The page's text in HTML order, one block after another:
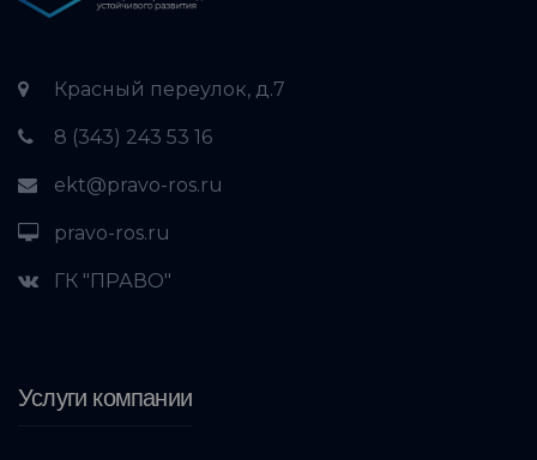
Красный переулок, д.7
8 (343) 243 53 16
ekt@pravo-ros.ru
pravo-ros.ru
ГК "ПРАВО"
Услуги компании